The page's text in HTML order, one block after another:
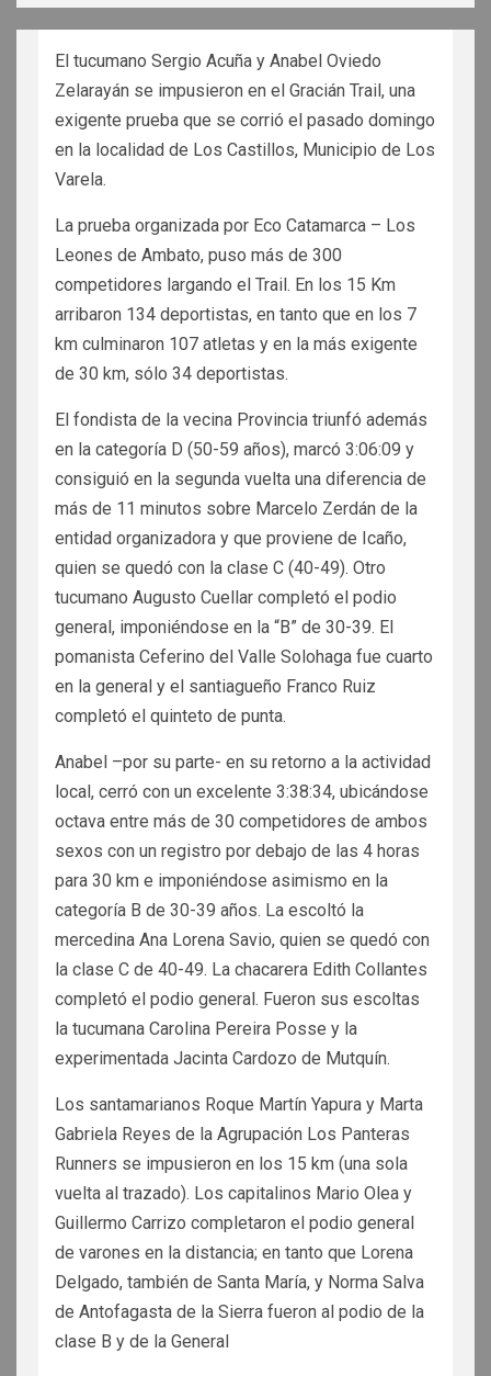
El tucumano Sergio Acuña y Anabel Oviedo
Zelarayán se impusieron en el Gracián Trail, una
exigente prueba que se corrió el pasado domingo
en la localidad de Los Castillos, Municipio de Los
Varela.
La prueba organizada por Eco Catamarca – Los
Leones de Ambato, puso más de 300
competidores largando el Trail. En los 15 Km
arribaron 134 deportistas, en tanto que en los 7
km culminaron 107 atletas y en la más exigente
de 30 km, sólo 34 deportistas.
El fondista de la vecina Provincia triunfó además
en la categoría D (50-59 años), marcó 3:06:09 y
consiguió en la segunda vuelta una diferencia de
más de 11 minutos sobre Marcelo Zerdán de la
entidad organizadora y que proviene de Icaño,
quien se quedó con la clase C (40-49). Otro
tucumano Augusto Cuellar completó el podio
general, imponiéndose en la “B” de 30-39. El
pomanista Ceferino del Valle Solohaga fue cuarto
en la general y el santiagueño Franco Ruiz
completó el quinteto de punta.
Anabel –por su parte- en su retorno a la actividad
local, cerró con un excelente 3:38:34, ubicándose
octava entre más de 30 competidores de ambos
sexos con un registro por debajo de las 4 horas
para 30 km e imponiéndose asimismo en la
categoría B de 30-39 años. La escoltó la
mercedina Ana Lorena Savio, quien se quedó con
la clase C de 40-49. La chacarera Edith Collantes
completó el podio general. Fueron sus escoltas
la tucumana Carolina Pereira Posse y la
experimentada Jacinta Cardozo de Mutquín.
Los santamarianos Roque Martín Yapura y Marta
Gabriela Reyes de la Agrupación Los Panteras
Runners se impusieron en los 15 km (una sola
vuelta al trazado). Los capitalinos Mario Olea y
Guillermo Carrizo completaron el podio general
de varones en la distancia; en tanto que Lorena
Delgado, también de Santa María, y Norma Salva
de Antofagasta de la Sierra fueron al podio de la
clase B y de la General